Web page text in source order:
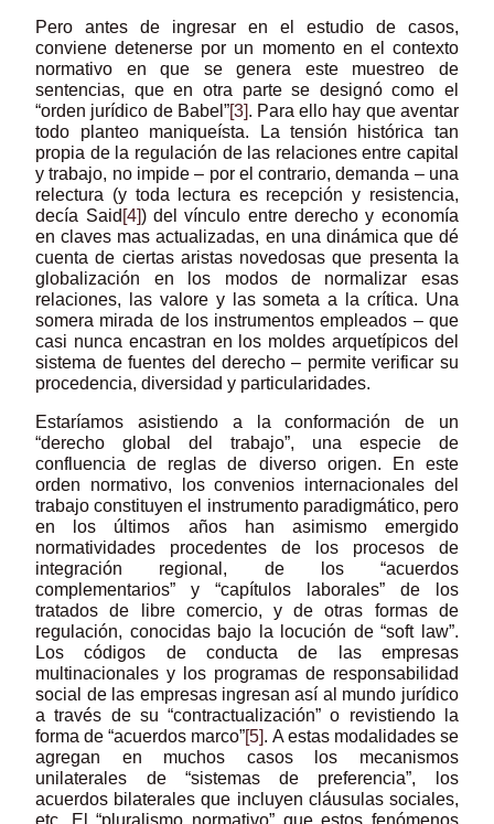
Pero antes de ingresar en el estudio de casos,
conviene detenerse por un momento en el contexto
normativo en que se genera este muestreo de
sentencias, que en otra parte se designó como el
“orden jurídico de Babel”[3]. Para ello hay que aventar
todo planteo maniqueísta. La tensión histórica tan
propia de la regulación de las relaciones entre capital
y trabajo, no impide – por el contrario, demanda – una
relectura (y toda lectura es recepción y resistencia,
decía Said [4]) del vínculo entre derecho y economía
en claves mas actualizadas, en una dinámica que dé
cuenta de ciertas aristas novedosas que presenta la
globalización en los modos de normalizar esas
relaciones, las valore y las someta a la crítica. Una
somera mirada de los instrumentos empleados – que
casi nunca encastran en los moldes arquetípicos del
sistema de fuentes del derecho – permite verificar su
procedencia, diversidad y particularidades.
Estaríamos asistiendo a la conformación de un
“derecho global del trabajo”, una especie de
confluencia de reglas de diverso origen. En este
orden normativo, los convenios internacionales del
trabajo constituyen el instrumento paradigmático, pero
en los últimos años han asimismo emergido
normatividades procedentes de los procesos de
integración regional, de los “acuerdos
complementarios” y “capítulos laborales” de los
tratados de libre comercio, y de otras formas de
regulación, conocidas bajo la locución de “soft law”.
Los códigos de conducta de las empresas
multinacionales y los programas de responsabilidad
social de las empresas ingresan así al mundo jurídico
a través de su “contractualización” o revistiendo la
forma de “acuerdos marco”[5]. A estas modalidades se
agregan en muchos casos los mecanismos
unilaterales de “sistemas de preferencia”, los
acuerdos bilaterales que incluyen cláusulas sociales,